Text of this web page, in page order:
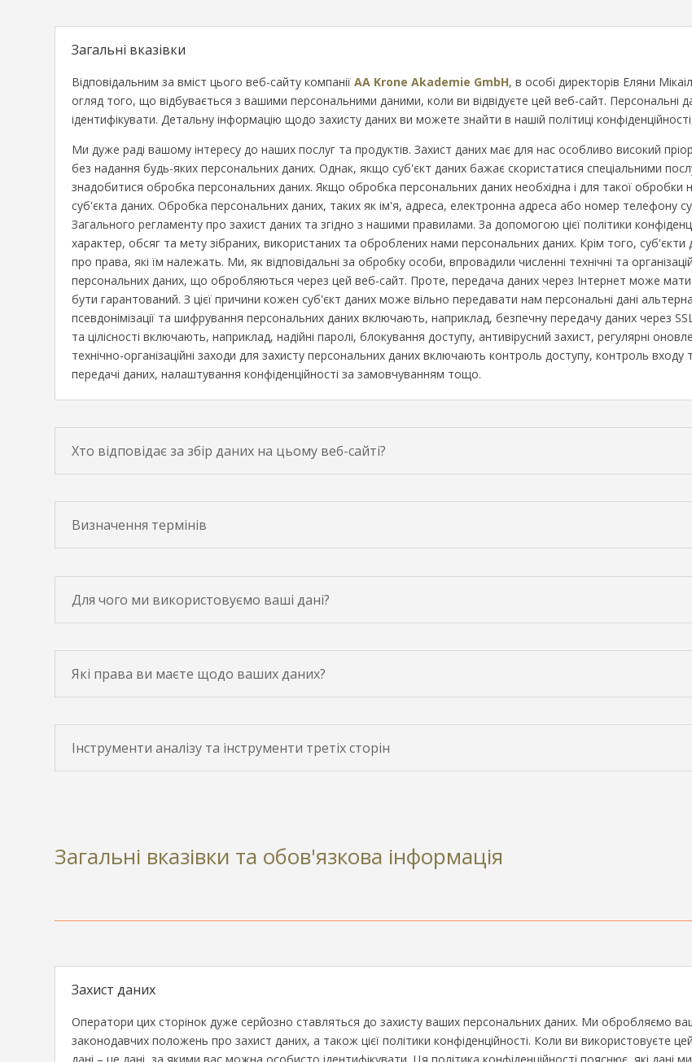
Загальні вказівки
Відповідальним за вміст цього веб-сайту компаніїAA Krone Akademie GmbH, в особі директорів Еляни
огляд того, що відбувається з вашими персональними даними, коли ви відвідуєте цей веб-сайт. Персональні
ідентифікувати. Детальну інформацію щодо захисту даних ви можете знайти в нашій політиці
Ми дуже раді вашому інтересу до наших послуг та продуктів. Захист даних має для нас особливо високий
без надання будь-яких персональних даних. Однак, якщо суб'єкт даних бажає скористатися спеціальними
знадобитися обробка персональних даних. Якщо обробка персональних даних необхідна і для такої обробки
суб'єкта даних. Обробка персональних даних, таких як ім'я, адреса, електронна адреса або номер телефону
Загального регламенту про захист даних та згідно з нашими правилами. За допомогою цієї політики
характер, обсяг та мету зібраних, використаних та оброблених нами персональних даних. Крім того, суб'єкти
про права, які їм належать. Ми, як відповідальні за обробку особи, впровадили численні технічні та
персональних даних, що обробляються через цей веб-сайт. Проте, передача даних через Інтернет може
бути гарантований. З цієї причини кожен суб'єкт даних може вільно передавати нам персональні дані
псевдонімізації та шифрування персональних даних включають, наприклад, безпечну передачу даних через
та цілісності включають, наприклад, надійні паролі, блокування доступу, антивірусний захист, регулярні
технічно-організаційні заходи для захисту персональних даних включають контроль доступу, контроль
передачі даних, налаштування конфіденційності за замовчуванням тощо.
Хто відповідає за збір даних на цьому веб-сайті?
Визначення термінів
Для чого ми використовуємо ваші дані?
Які права ви маєте щодо ваших даних?
Інструменти аналізу та інструменти третіх сторін
Загальні вказівки та обов'язкова інформація
Захист даних
Оператори цих сторінок дуже серйозно ставляться до захисту ваших персональних даних. Ми обробляємо
законодавчих положень про захист даних, а також цієї політики конфіденційності. Коли ви використовуєте